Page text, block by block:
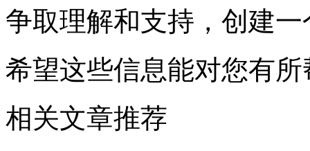
争取理解和支持，创建
希望这些信息能对您有所
相关文章推荐